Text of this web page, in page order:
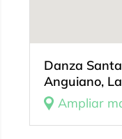
Danza
Anguiano,
Ampliar